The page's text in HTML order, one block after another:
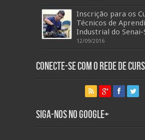
Inscrição para os
Técnicos de
Industrial do Senai-
12/09/2016
Conecte-se com o Rede de
Siga-nos no Google+